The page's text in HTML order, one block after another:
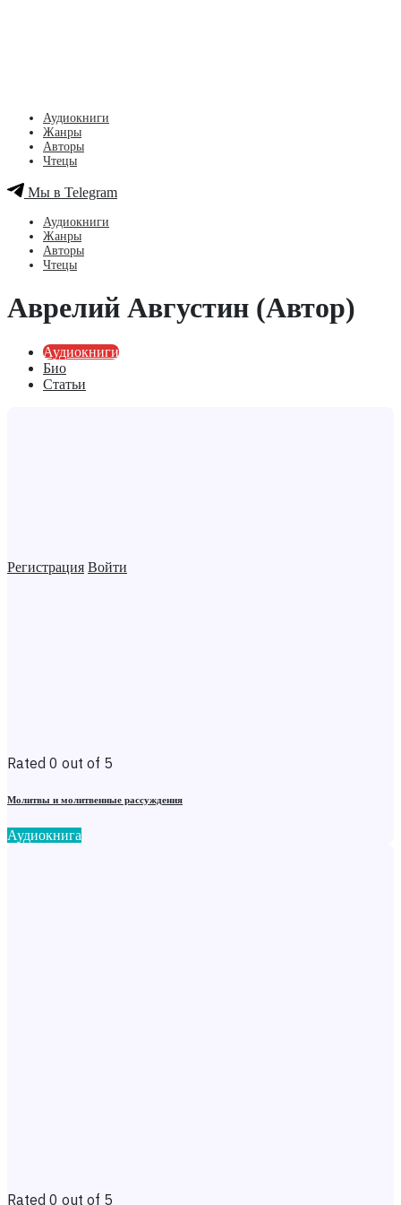
Регистрация Войти
Аудиокниги
Жанры
Авторы
Чтецы
Мы в Telegram
Аудиокниги
Жанры
Авторы
Чтецы
Аврелий Августин (Автор)
Аудиокниги
Био
Статьи
Rated 0 out of 5
Молитвы и молитвенные рассуждения
Аудиокнига
Rated 0 out of 5